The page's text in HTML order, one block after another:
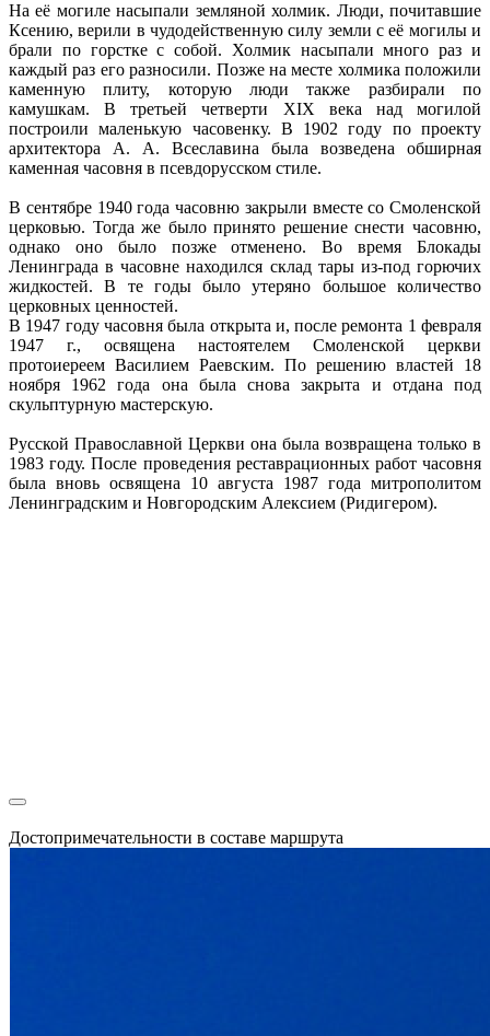
На её могиле насыпали земляной холмик. Люди, почитавшие
Ксению, верили в чудодейственную силу земли с её могилы и
брали по горстке с собой. Холмик насыпали много раз и
каждый раз его разносили. Позже на месте холмика положили
каменную плиту, которую люди также разбирали по
камушкам. В третьей четверти XIX века над могилой
построили маленькую часовенку. В 1902 году по проекту
архитектора А. А. Всеславина была возведена обширная
каменная часовня в псевдорусском стиле.
В сентябре 1940 года часовню закрыли вместе со Смоленской
церковью. Тогда же было принято решение снести часовню,
однако оно было позже отменено. Во время Блокады
Ленинграда в часовне находился склад тары из-под горючих
жидкостей. В те годы было утеряно большое количество
церковных ценностей.
В 1947 году часовня была открыта и, после ремонта 1 февраля
1947 г., освящена настоятелем Смоленской церкви
протоиереем Василием Раевским. По решению властей 18
ноября 1962 года она была снова закрыта и отдана под
скульптурную мастерскую.
Русской Православной Церкви она была возвращена только в
1983 году. После проведения реставрационных работ часовня
была вновь освящена 10 августа 1987 года митрополитом
Ленинградским и Новгородским Алексием (Ридигером).
Достопримечательности в составе маршрута